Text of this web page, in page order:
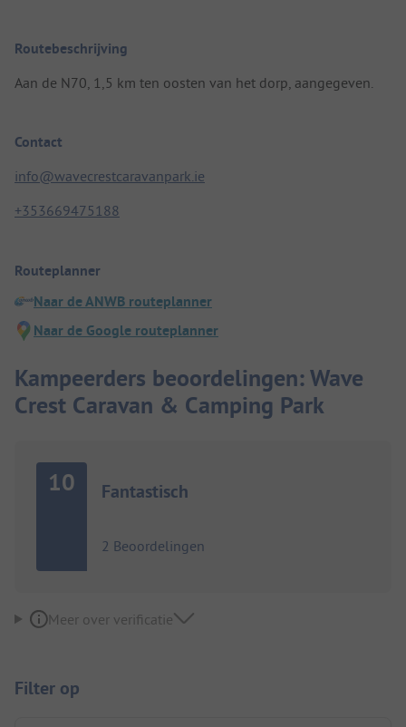
Routebeschrijving
Aan de N70, 1,5 km ten oosten van het dorp, aangegeven.
Contact
info@wavecrestcaravanpark.ie
+353669475188
Routeplanner
Naar de ANWB routeplanner
Naar de Google routeplanner
Kampeerders beoordelingen: Wave
Crest Caravan & Camping Park
10 Fantastisch
2 Beoordelingen
Meer over verificatie
Filter op